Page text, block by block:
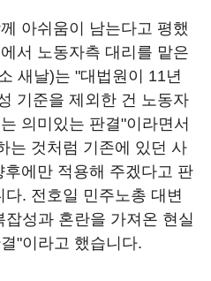
아쉬움이 남는다고 평했
서 노동자측 대리를 맡은
새날)는 "대법원이 11년
기준을 제외한 건 노동자
의미있는 판결"이라면서
는 것처럼 기존에 있던 사
에만 적용해 주겠다고 판
. 전호일 민주노총 대변
성과 혼란을 가져온 현실
"이라고 했습니다.